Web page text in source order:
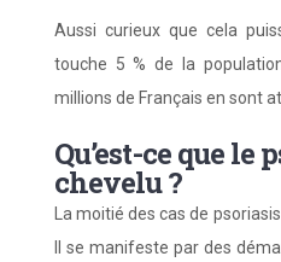
Aussi curieux que cela
touche 5 % de la
millions de Français en sont
Qu’est-ce que le
chevelu ?
La moitié des cas de
Il se manifeste par des